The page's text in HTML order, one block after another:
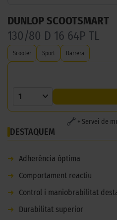
DUNLOP SCOOTSMART
130/80 D 16 64P TL
Scooter Sport Darrera
1
+ Servei de
DESTAQUEM
➜
Adherència òptima
➜
Comportament reactiu
➜
Control i maniobrabilitat
➜
Durabilitat superior